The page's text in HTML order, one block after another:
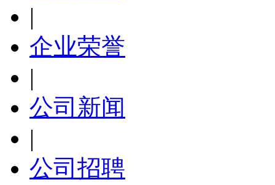
|
企业荣誉
|
公司新闻
|
公司招聘